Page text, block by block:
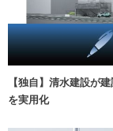
【独自】清水建設が
を実用化